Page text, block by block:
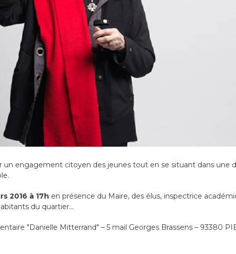
un engagement citoyen des jeunes tout en se situant dans une
2016 à 17h en présence du Maire, des élus, inspectrice
du quartier…
"Danielle Mitterrand" – 5 mail Georges Brassens – 93380